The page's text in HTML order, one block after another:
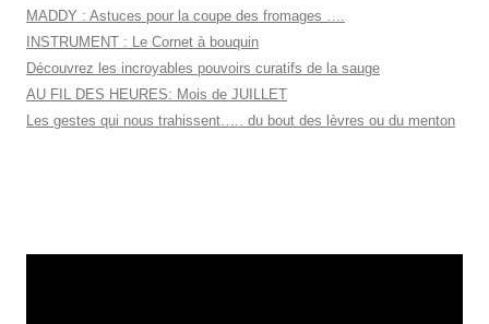
MADDY : Astuces pour la coupe des fromages ….
INSTRUMENT : Le Cornet à bouquin
Découvrez les incroyables pouvoirs curatifs de la sauge
AU FIL DES HEURES: Mois de JUILLET
Les gestes qui nous trahissent….. du bout des lèvres ou du menton